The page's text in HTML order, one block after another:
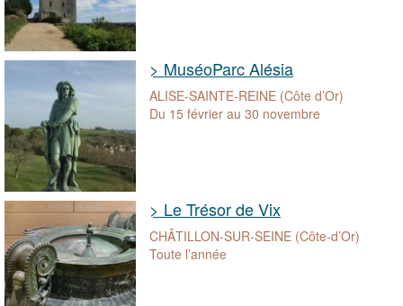
> MuséoParc Alésia
ALISE-SAINTE-REINE (Côte d’Or)
Du 15 février au 30 novembre
> Le Trésor de Vix
CHÂTILLON-SUR-SEINE (Côte-d’Or)
Toute l’année